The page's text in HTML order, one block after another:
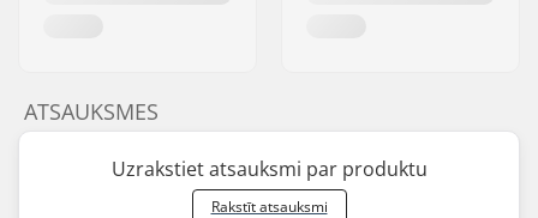
ATSAUKSMES
Uzrakstiet atsauksmi par produktu
Rakstīt atsauksmi